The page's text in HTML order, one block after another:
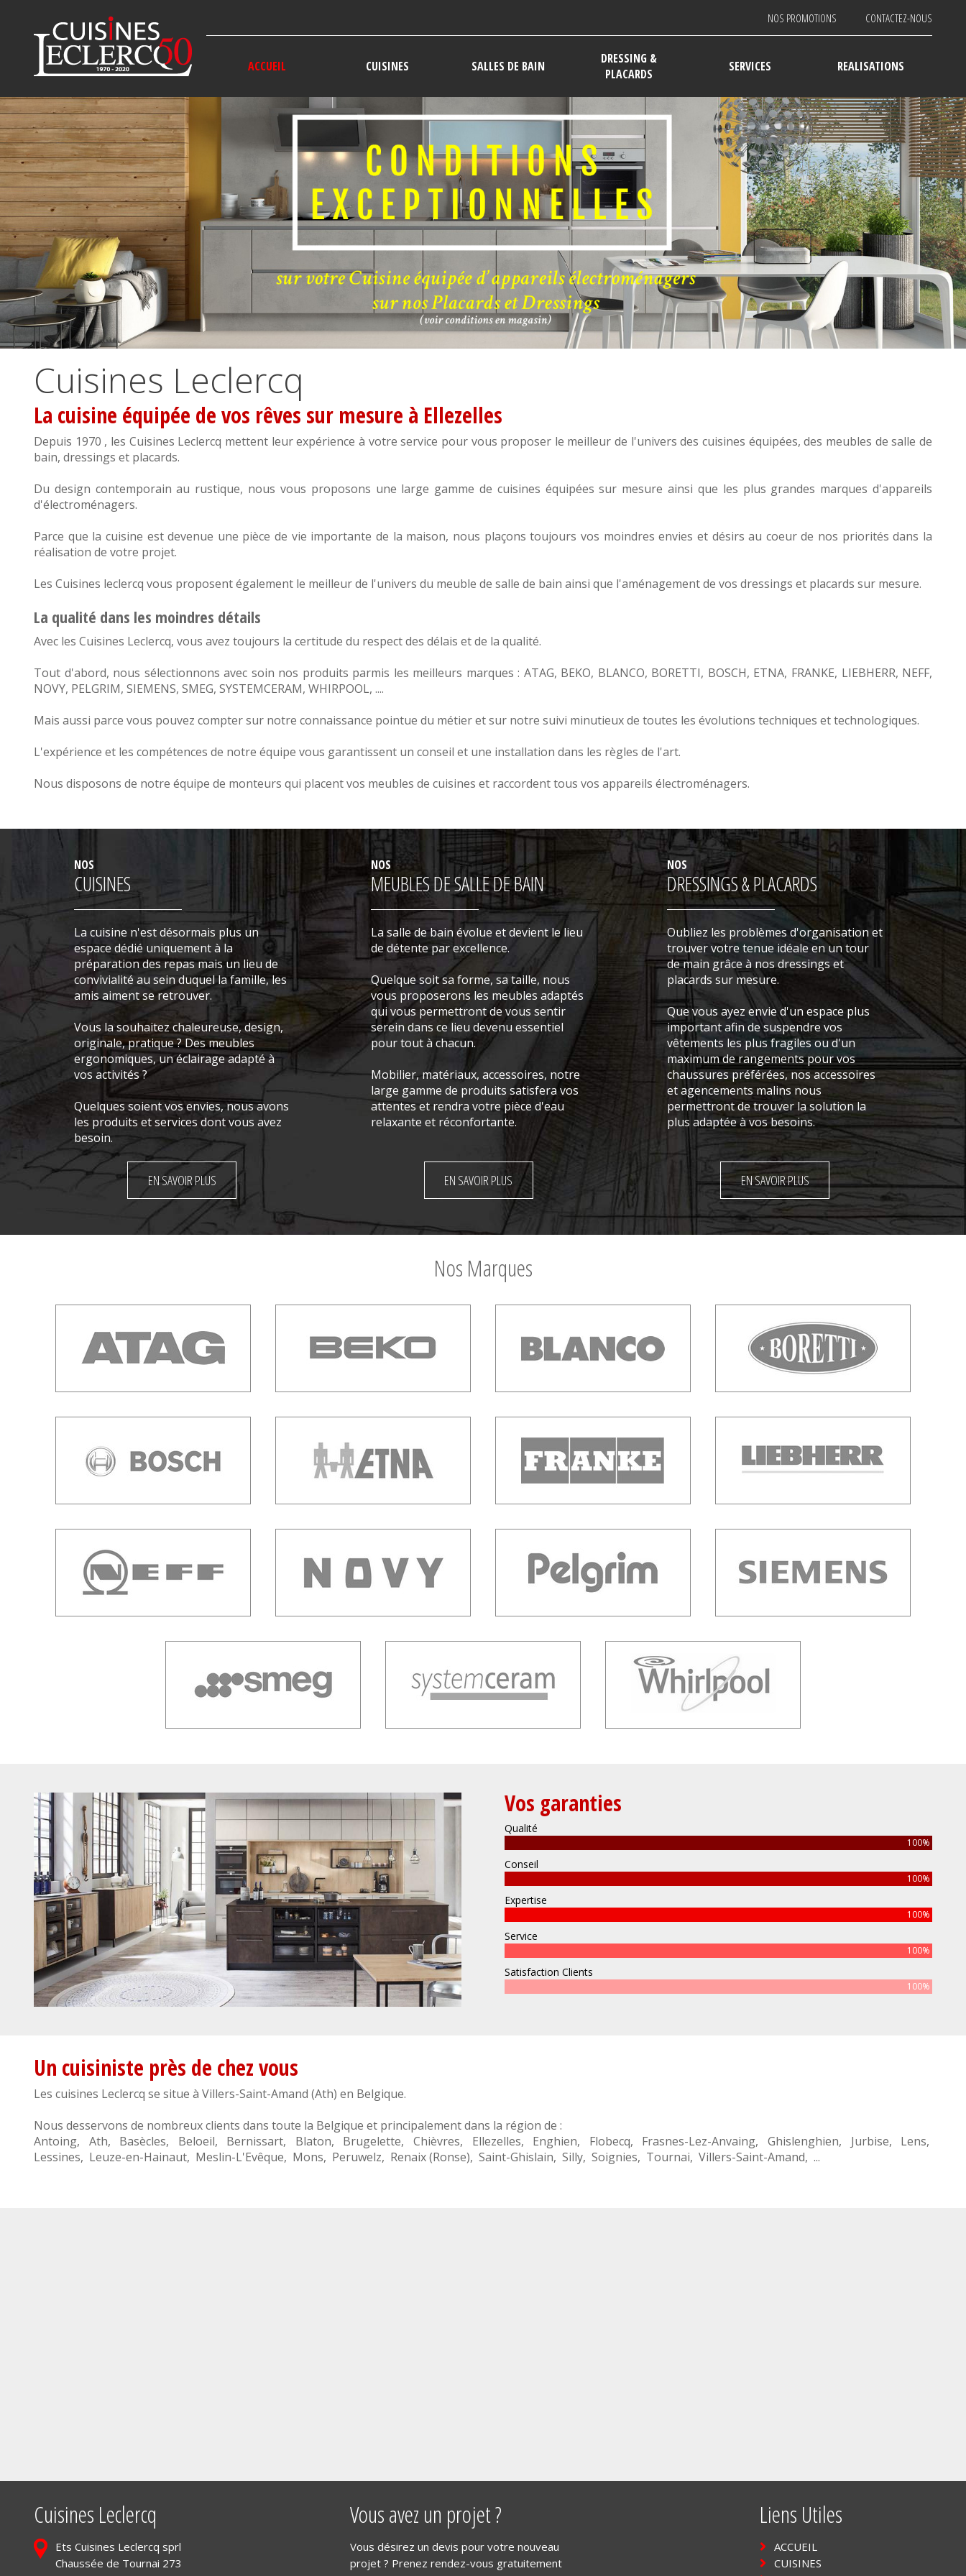
NOS PROMOTIONS CONTACTEZ-NOUS
ACCUEIL CUISINES SALLES DE BAIN
DRESSING &
PLACARDS
SERVICES REALISATIONS
Cuisines Leclercq
La cuisine équipée de vos rêves sur mesure à Ellezelles
Depuis 1970 , les Cuisines Leclercq mettent leur expérience à votre service pour vous proposer le meilleur de l'univers descuisines équipées, des meubles de salle de
bain, dressings et placards.
Du design contemporain au rustique, nous vous proposons une large gamme de cuisines équipées sur mesure ainsi que les plus grandes marques d'appareils
d'électroménagers.
Parce que la cuisine est devenue une pièce de vie importante de la maison, nous plaçons toujours vos moindres envies et désirs au coeur de nos priorités dans la
réalisation de votre projet.
Les Cuisines leclercq vous proposent également le meilleur de l'univers du meuble de salle de bain ainsi que l'aménagement de vos dressings et placards sur mesure.
La qualité dans les moindres détails
Avec les Cuisines Leclercq, vous avez toujours la certitude du respect des délais et de la qualité.
Tout d'abord, nous sélectionnons avec soin nos produits parmis les meilleurs marques : ATAG, BEKO, BLANCO, BORETTI, BOSCH, ETNA, FRANKE, LIEBHERR, NEFF,
NOVY, PELGRIM, SIEMENS, SMEG, SYSTEMCERAM, WHIRPOOL, ....
Mais aussi parce vous pouvez compter sur notre connaissance pointue du métier et sur notre suivi minutieux de toutes les évolutions techniques et technologiques.
L'expérience et les compétences de notre équipe vous garantissent un conseil et une installation dans les règles de l'art.
Nous disposons de notre équipe de monteurs qui placent vos meubles de cuisines et raccordent tous vos appareils électroménagers.
NOS
CUISINES
La cuisine n'est désormais plus un
espace dédié uniquement à la
préparation des repas mais un lieu de
convivialité au sein duquel la famille, les
amis aiment se retrouver.
Vous la souhaitez chaleureuse, design,
originale, pratique ? Des meubles
ergonomiques, un éclairage adapté à
vos activités ?
Quelques soient vos envies, nous avons
les produits et services dont vous avez
besoin.
EN SAVOIR PLUS
NOS
MEUBLES DE SALLE DE BAIN
La salle de bain évolue et devient le lieu
de détente par excellence.
Quelque soit sa forme, sa taille, nous
vous proposerons les meubles adaptés
qui vous permettront de vous sentir
serein dans ce lieu devenu essentiel
pour tout à chacun.
Mobilier, matériaux, accessoires, notre
large gamme de produits satisfera vos
attentes et rendra votre pièce d'eau
relaxante et réconfortante.
EN SAVOIR PLUS
NOS
DRESSINGS & PLACARDS
Oubliez les problèmes d'organisation et
trouver votre tenue idéale en un tour
de main grâce à nos dressings et
placards sur mesure.
Que vous ayez envie d'un espace plus
important afin de suspendre vos
vêtements les plus fragiles ou d'un
maximum de rangements pour vos
chaussures préférées, nos accessoires
et agencements malins nous
permettront de trouver la solution la
plus adaptée à vos besoins.
EN SAVOIR PLUS
Nos Marques
Vos garanties
Qualité
100%
Conseil
100%
Expertise
100%
Service
100%
Satisfaction Clients
100%
Un cuisiniste près de chez vous
Les cuisines Leclercq se situe à Villers-Saint-Amand (Ath) en Belgique.
Nous desservons de nombreux clients dans toute la Belgique et principalement dans la région de :
Antoing, Ath, Basècles, Beloeil, Bernissart, Blaton, Brugelette,Chièvres, Ellezelles, Enghien, Flobecq, Frasnes-Lez-Anvaing, Ghislenghien, Jurbise, Lens,
Lessines, Leuze-en-Hainaut, Meslin-L'Evêque, Mons, Peruwelz, Renaix (Ronse), Saint-Ghislain, Silly, Soignies, Tournai, Villers-Saint-Amand, ...
Cuisines Leclercq
Ets Cuisines Leclercq sprl
Chaussée de Tournai 273
Vous avez un projet ?
Vous désirez un devis pour votre nouveau
projet ? Prenez rendez-vous gratuitement
Liens Utiles
ACCUEIL
CUISINES